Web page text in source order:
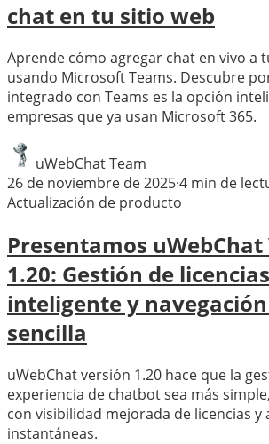
chat en tu sitio web
Aprende cómo agregar chat en vivo a
usando Microsoft Teams. Descubre
integrado con Teams es la opción
empresas que ya usan Microsoft 365.
uWebChat Team
26 de noviembre de 2025·4 min de
Actualización de producto
Presentamos
1.20: Gestión de
inteligente y
sencilla
uWebChat versión 1.20 hace que la
experiencia de chatbot sea más
con visibilidad mejorada de licencias y
instantáneas.